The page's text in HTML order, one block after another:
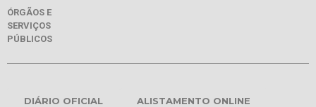
ÓRGÃOS E
SERVIÇOS
PÚBLICOS
DIÁRIO OFICIAL ALISTAMENTO ONLINE